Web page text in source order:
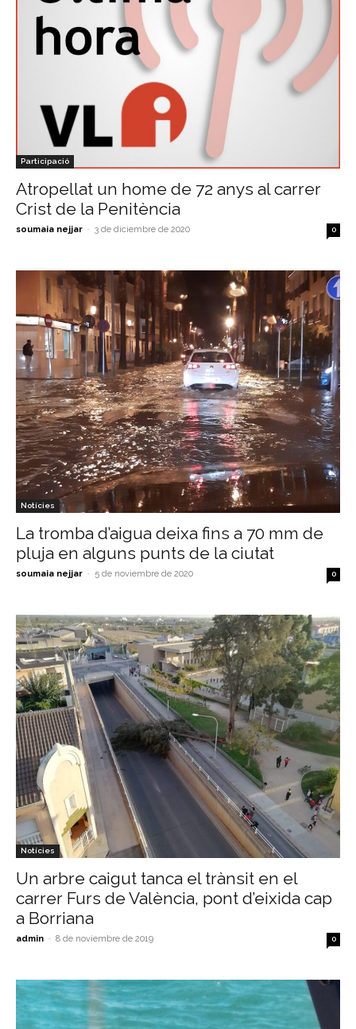
Participació
Atropellat un home de 72 anys al carrer
Crist de la Penitència
soumaia nejjar - 3 de diciembre de 2020 0
Notícies
La tromba d’aigua deixa fins a 70 mm de
pluja en alguns punts de la ciutat
soumaia nejjar - 5 de noviembre de 2020 0
Notícies
Un arbre caigut tanca el trànsit en el
carrer Furs de València, pont d’eixida cap
a Borriana
admin - 8 de noviembre de 2019 0